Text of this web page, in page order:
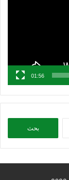
01:56